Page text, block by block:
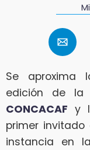
Se aproxima
edición de la
CONCACAF y
primer
instancia en